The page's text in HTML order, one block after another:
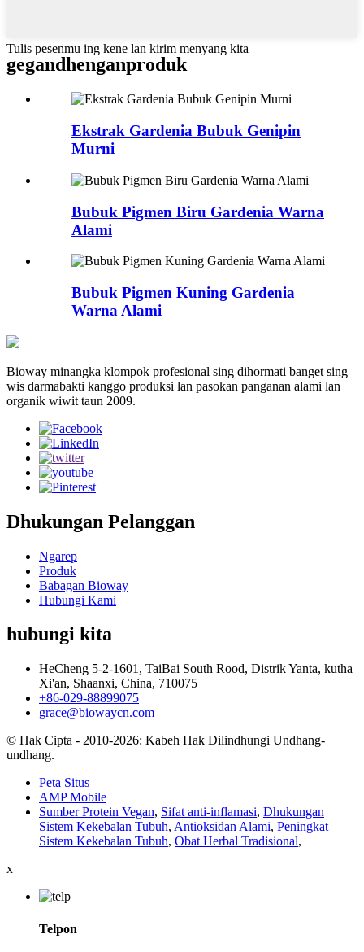
Tulis pesenmu ing kene lan kirim menyang kita
gegandhenganproduk
Ekstrak Gardenia Bubuk Genipin
Murni
Bubuk Pigmen Biru Gardenia Warna
Alami
Bubuk Pigmen Kuning Gardenia
Warna Alami
Bioway minangka klompok profesional sing dihormati banget sing
wis darmabakti kanggo produksi lan pasokan panganan alami lan
organik wiwit taun 2009.
Dhukungan Pelanggan
Ngarep
Produk
Babagan Bioway
Hubungi Kami
hubungi kita
HeCheng 5-2-1601, TaiBai South Rood, Distrik Yanta, kutha
Xi'an, Shaanxi, China, 710075
+86-029-88899075
grace@biowaycn.com
© Hak Cipta - 2010-2026: Kabeh Hak Dilindhungi Undhang-
undhang.
Peta Situs
AMP Mobile
Sumber Protein Vegan, Sifat anti-inflamasi, Dhukungan
Sistem Kekebalan Tubuh, Antioksidan Alami, Peningkat
Sistem Kekebalan Tubuh, Obat Herbal Tradisional,
x
Telpon